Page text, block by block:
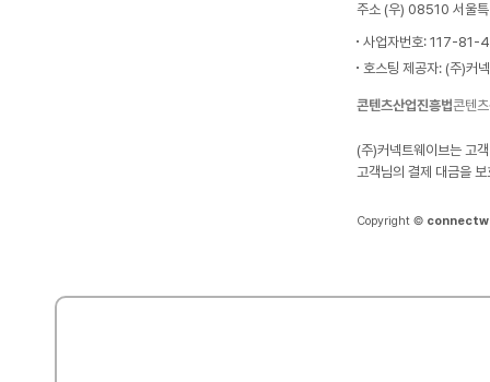
주소 (우) 08510 서울
사업자번호: 117-81-
호스팅 제공자: (주)커
콘텐츠산업진흥법콘텐
(주)커넥트웨이브는 고
고객님의 결제 대금을
Copyright ©